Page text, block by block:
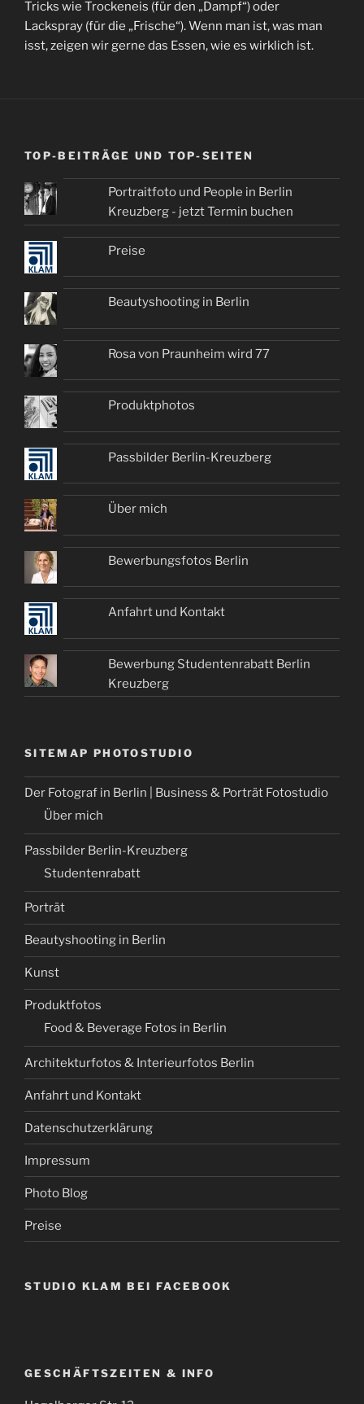
Tricks wie Trockeneis (für den „Dampf“) oder
Lackspray (für die „Frische“). Wenn man ist, was man
isst, zeigen wir gerne das Essen, wie es wirklich ist.
TOP-BEITRÄGE UND TOP-SEITEN
Portraitfoto und People in Berlin
Kreuzberg - jetzt Termin buchen
Preise
Beautyshooting in Berlin
Rosa von Praunheim wird 77
Produktphotos
Passbilder Berlin-Kreuzberg
Über mich
Bewerbungsfotos Berlin
Anfahrt und Kontakt
Bewerbung Studentenrabatt Berlin
Kreuzberg
SITEMAP PHOTOSTUDIO
Der Fotograf in Berlin | Business & Porträt Fotostudio
Über mich
Passbilder Berlin-Kreuzberg
Studentenrabatt
Porträt
Beautyshooting in Berlin
Kunst
Produktfotos
Food & Beverage Fotos in Berlin
Architekturfotos & Interieurfotos Berlin
Anfahrt und Kontakt
Datenschutzerklärung
Impressum
Photo Blog
Preise
STUDIO KLAM BEI FACEBOOK
GESCHÄFTSZEITEN & INFO